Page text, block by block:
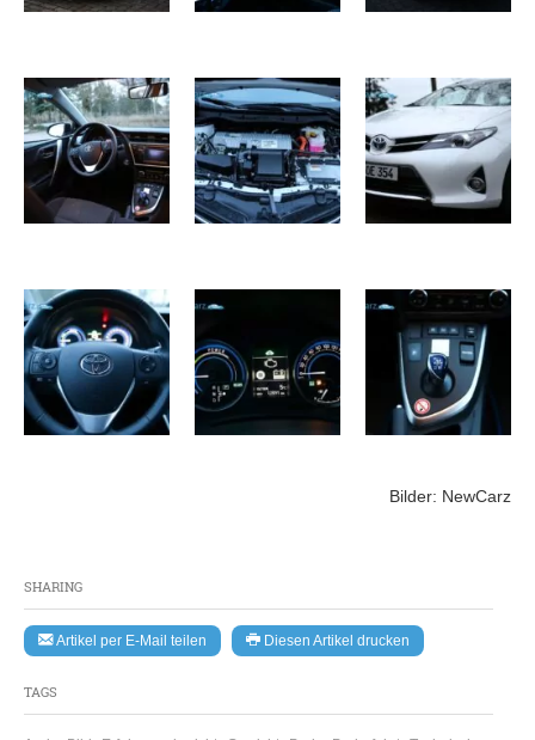
SHARING
Artikel per E-Mail teilen Diesen Artikel drucken
TAGS
Bilder: NewCarz